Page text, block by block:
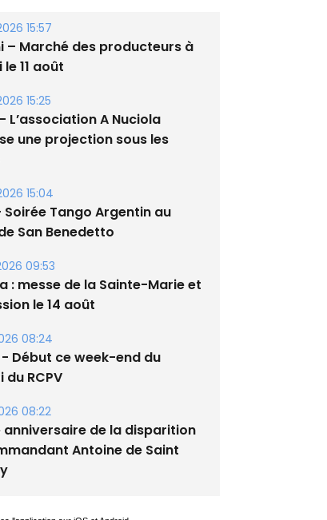
15:57
– Marché des producteurs à
11 août
15:25
L’association A Nuciola
une projection sous les
15:04
Tango Argentin au
San Benedetto
09:53
: messe de la Sainte-Marie et
le 14 août
08:24
- Début ce week-end du
RCPV
08:22
anniversaire de la disparition
Antoine de Saint